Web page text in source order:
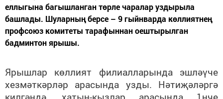
еллыгына багышланган төрле чаралар уздырыла
башлады. Шуларның берсе – 9 гыйнварда көллиятнең
профсоюз комитеты тарафыннан оештырылган
бадминтон ярышы.
Ярышлар көллият филиалларында эшләүче
хезмәткәрләр арасында узды. Нәтиҗәләргә